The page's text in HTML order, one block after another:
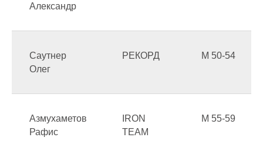
Александр
Саутнер
Олег
РЕКОРД М 50-54
Азмухаметов
Рафис
IRON
TEAM
М 55-59